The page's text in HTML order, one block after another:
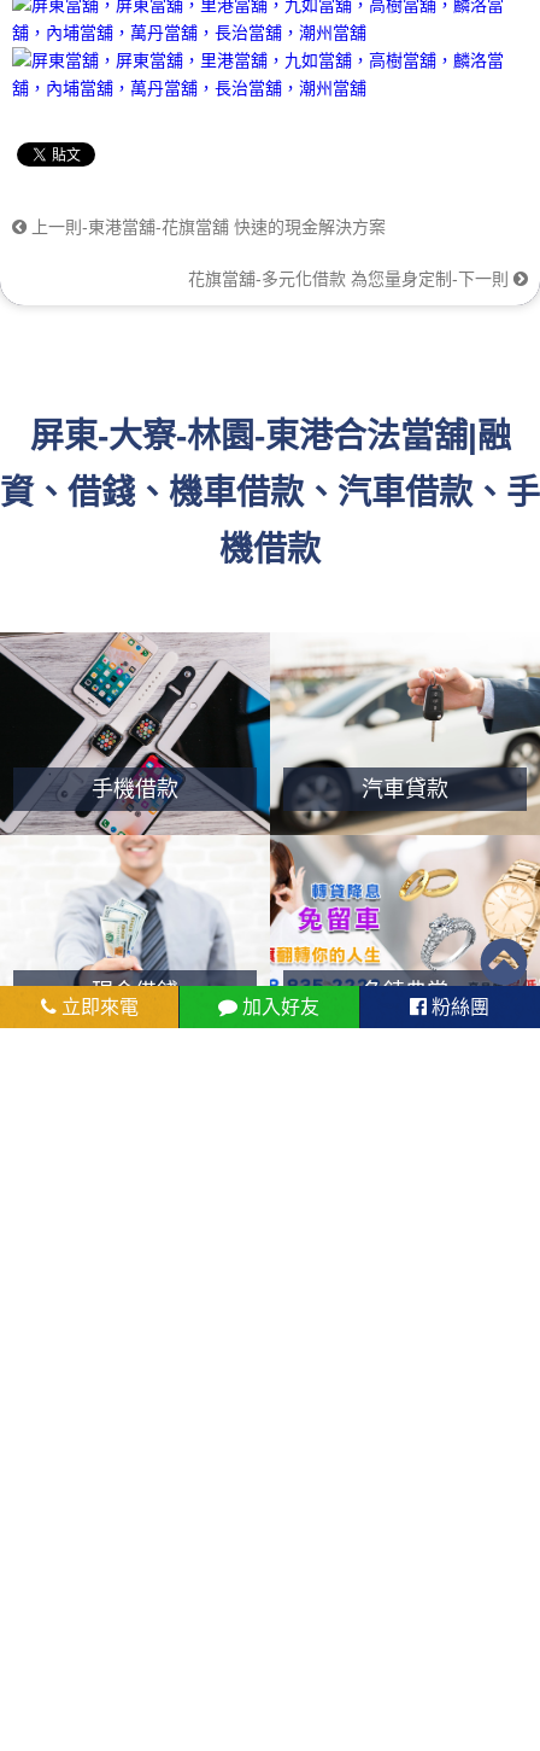
上一則-東港當舖-花旗當舖 快速的現金解決方案
花旗當舖-多元化借款 為您量身定制-下一則
屏東-大寮-林園-東港合法當舖|融
資、借錢、機車借款、汽車借款、手
機借款
手機借款 汽車貸款
現金借錢 名錶典當
立即來電 加入好友 粉絲團